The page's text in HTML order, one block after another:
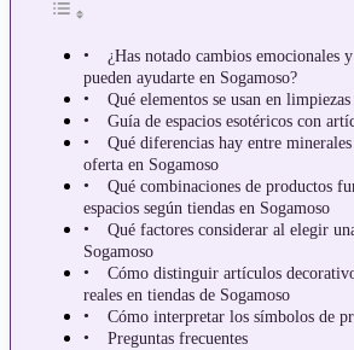
¿Has notado cambios emocionales
pueden ayudarte en Sogamoso?
Qué elementos se usan en
Guía de espacios esotéricos con
Qué diferencias hay entre
oferta en Sogamoso
Qué combinaciones de productos
espacios según tiendas en Sogamoso
Qué factores considerar al elegir
Sogamoso
Cómo distinguir artículos
reales en tiendas de Sogamoso
Cómo interpretar los símbolos de
Preguntas frecuentes